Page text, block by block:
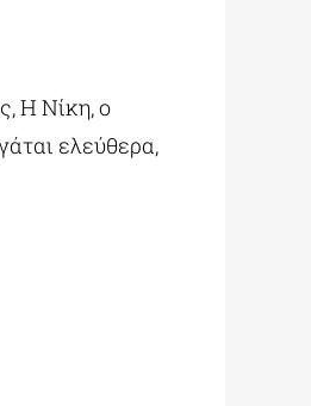
Η Νίκη, ο
ελεύθερα,